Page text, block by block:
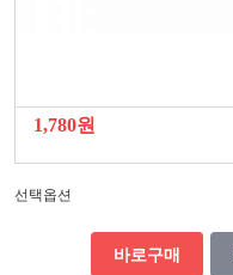
1,780원
선택옵션
바로구매